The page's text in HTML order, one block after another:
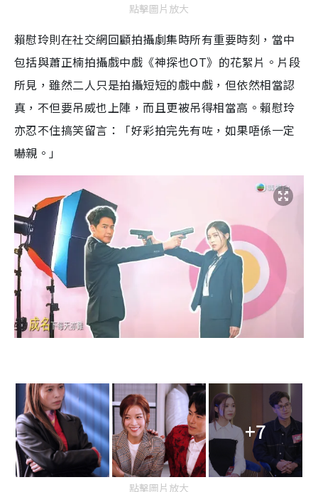
點擊圖片放大
賴慰玲則在社交網回顧拍攝劇集時所有重要時刻，當中
包括與蕭正楠拍攝戲中戲《神探也OT》的花絮片。片段
所見，雖然二人只是拍攝短短的戲中戲，但依然相當認
真，不但要吊威也上陣，而且更被吊得相當高。賴慰玲
亦忍不住搞笑留言：「好彩拍完先有咗，如果唔係一定
嚇親。」
+7
點擊圖片放大